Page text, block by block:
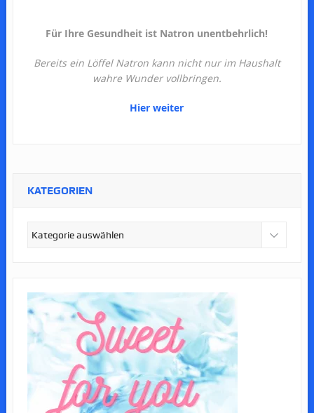
Für Ihre Gesundheit ist Natron unentbehrlich!
Bereits ein Löffel Natron kann nicht nur im Haushalt
wahre Wunder vollbringen.
Hier weiter
KATEGORIEN